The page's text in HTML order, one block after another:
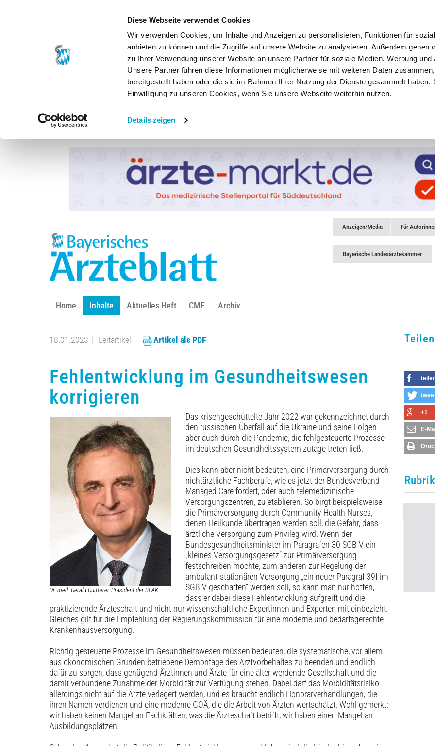
Diese Webseite verwendet Cookies
Wir verwenden Cookies, um Inhalte und Anzeigen zu personalisieren, Funktionen für
anbieten zu können und die Zugriffe auf unsere Website zu analysieren. Außerdem geben
zu Ihrer Verwendung unserer Website an unsere Partner für soziale Medien, Werbung und
Unsere Partner führen diese Informationen möglicherweise mit weiteren Daten
bereitgestellt haben oder die sie im Rahmen Ihrer Nutzung der Dienste gesammelt haben.
Einwilligung zu unseren Cookies, wenn Sie unsere Webseite weiterhin nutzen.
Details zeigen
Anzeigen/Media Für
Bayerische Landesärztekammer
Home Inhalte Aktuelles Heft CME Archiv
18.01.2023 Leitartikel Artikel als PDF
Fehlentwicklung im Gesundheitswesen
korrigieren
Dr. med. Gerald Quitterer, Präsident der BLÄK
Das krisengeschüttelte Jahr 2022 war gekennzeichnet durch
den russischen Überfall auf die Ukraine und seine Folgen
aber auch durch die Pandemie, die fehlgesteuerte Prozesse
im deutschen Gesundheitssystem zutage treten ließ.
Dies kann aber nicht bedeuten, eine Primärversorgung durch
nichtärztliche Fachberufe, wie es jetzt der Bundesverband
Managed Care fordert, oder auch telemedizinische
Versorgungszentren, zu etablieren. So birgt beispielsweise
die Primärversorgung durch Community Health Nurses,
denen Heilkunde übertragen werden soll, die Gefahr, dass
ärztliche Versorgung zum Privileg wird. Wenn der
Bundesgesundheitsminister im Paragrafen 30 SGB V ein
„kleines Versorgungsgesetz“ zur Primärversorgung
festschreiben möchte, zum anderen zur Regelung der
ambulant-stationären Versorgung „ein neuer Paragraf 39f im
SGB V geschaffen“ werden soll, so kann man nur hoffen,
dass er dabei diese Fehlentwicklung aufgreift und die
praktizierende Ärzteschaft und nicht nur wissenschaftliche Expertinnen und Experten mit einbezieht.
Gleiches gilt für die Empfehlung der Regierungskommission für eine moderne und bedarfsgerechte
Krankenhausversorgung.
Richtig gesteuerte Prozesse im Gesundheitswesen müssen bedeuten, die systematische, vor allem
aus ökonomischen Gründen betriebene Demontage des Arztvorbehaltes zu beenden und endlich
dafür zu sorgen, dass genügend Ärztinnen und Ärzte für eine älter werdende Gesellschaft und die
damit verbundene ­Zunahme der Morbidität zur Verfügung stehen. Dabei darf das Morbiditätsrisiko
allerdings nicht auf die Ärzte verlagert werden, und es braucht endlich Honorarverhandlungen, die
ihren Namen verdienen und eine moderne GOÄ, die die Arbeit von Ärzten wertschätzt. Wohl gemerkt:
wir haben keinen Mangel an Fachkräften, was die Ärzteschaft betrifft, wir haben einen Mangel an
Ausbildungsplätzen.
+1
E-